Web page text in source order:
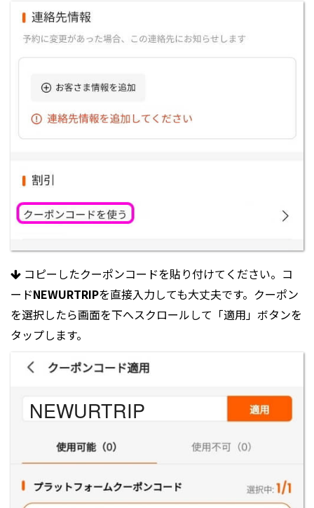
コピーしたクーポンコードを貼り付けてください。コ
ードNEWURTRIPを直接入力しても大丈夫です。クーポン
を選択したら画面を下へスクロールして「適用」ボタンを
タップします。
NEWURTRIP